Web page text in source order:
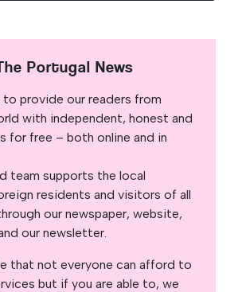
Portugal News
to provide our readers from
with independent, honest and
for free – both online and in
team supports the local
residents and visitors of all
our newspaper, website,
our newsletter.
that not everyone can afford to
but if you are able to, we